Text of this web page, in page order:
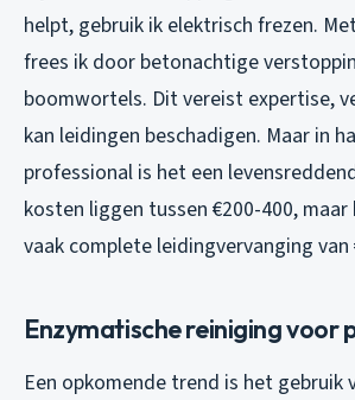
helpt, gebruik ik elektrisch frezen.
frees ik door betonachtige
boomwortels. Dit vereist expertise,
kan leidingen beschadigen. Maar in
professional is het een
kosten liggen tussen €200-400,
vaak complete leidingvervanging van
Enzymatische reiniging voor
Een opkomende trend is het gebruik